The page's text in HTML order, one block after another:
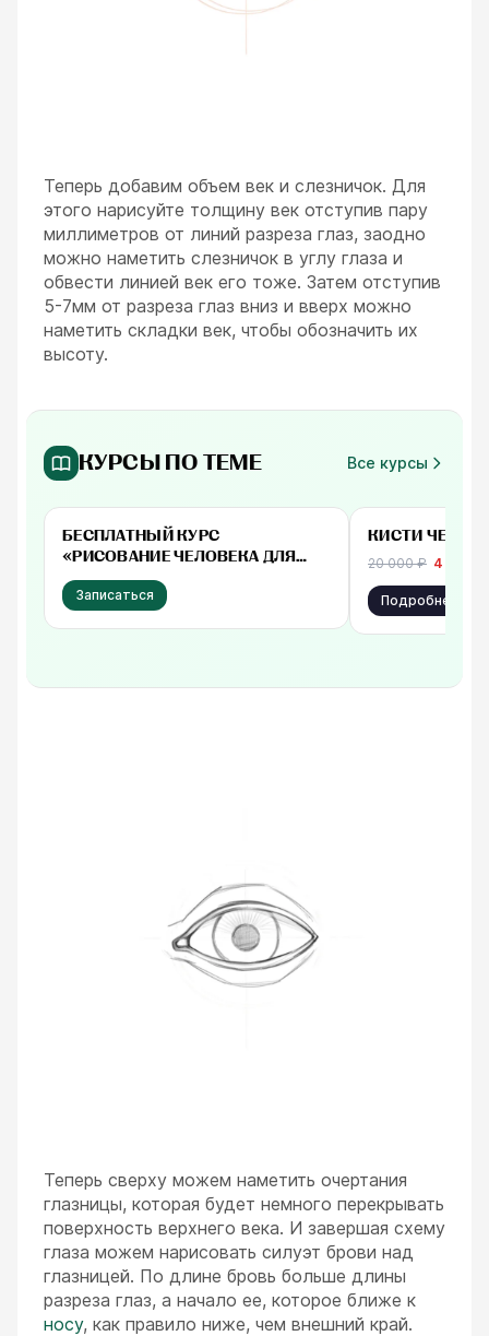
Теперь добавим объем век и слезничок. Для
этого нарисуйте толщину век отступив пару
миллиметров от линий разреза глаз, заодно
можно наметить слезничок в углу глаза и
обвести линией век его тоже. Затем отступив
5-7мм от разреза глаз вниз и вверх можно
наметить складки век, чтобы обозначить их
высоту.
КУРСЫ ПО ТЕМЕ Все курсы
Бесплатно
БЕСПЛАТНЫЙ КУРС
«РИСОВАНИЕ ЧЕЛОВЕКА ДЛЯ
НАЧИНАЮЩИХ»
Записаться
от 4 000 ₽
КИСТИ
20 000 ₽ 4 000
Подробнее
Теперь сверху можем наметить очертания
глазницы, которая будет немного перекрывать
поверхность верхнего века. И завершая схему
глаза можем нарисовать силуэт брови над
глазницей. По длине бровь больше длины
разреза глаз, а начало ее, которое ближе к
носу, как правило ниже, чем внешний край.